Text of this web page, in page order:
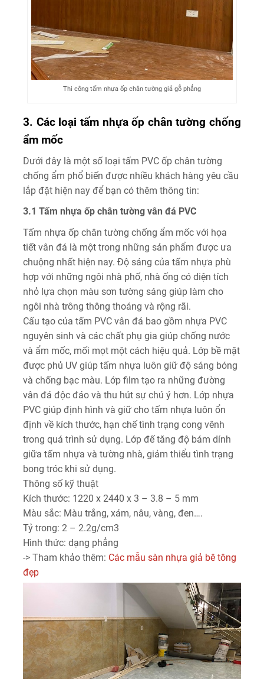
Thi công tấm nhựa ốp chân tường giả gỗ phẳng
3. Các loại tấm nhựa ốp chân tường chống
ẩm mốc
Dưới đây là một số loại tấm PVC ốp chân tường
chống ẩm phổ biến được nhiều khách hàng yêu cầu
lắp đặt hiện nay để bạn có thêm thông tin:
3.1 Tấm nhựa ốp chân tường vân đá PVC
Tấm nhựa ốp chân tường chống ẩm mốc với họa
tiết vân đá là một trong những sản phẩm được ưa
chuộng nhất hiện nay. Độ sáng của tấm nhựa phù
hợp với những ngôi nhà phố, nhà ống có diện tích
nhỏ lựa chọn màu sơn tường sáng giúp làm cho
ngôi nhà trông thông thoáng và rộng rãi.
Cấu tạo của tấm PVC vân đá bao gồm nhựa PVC
nguyên sinh và các chất phụ gia giúp chống nước
và ẩm mốc, mối mọt một cách hiệu quả. Lớp bề mặt
được phủ UV giúp tấm nhựa luôn giữ độ sáng bóng
và chống bạc màu. Lớp film tạo ra những đường
vân đá độc đáo và thu hút sự chú ý hơn. Lớp nhựa
PVC giúp định hình và giữ cho tấm nhựa luôn ổn
định về kích thước, hạn chế tình trạng cong vênh
trong quá trình sử dụng. Lớp đế tăng độ bám dính
giữa tấm nhựa và tường nhà, giảm thiểu tình trạng
bong tróc khi sử dụng.
Thông số kỹ thuật
Kích thước: 1220 x 2440 x 3 – 3.8 – 5 mm
Màu sắc: Màu trắng, xám, nâu, vàng, đen….
Tỷ trong: 2 – 2.2g/cm3
Hình thức: dạng phẳng
-> Tham khảo thêm: Các mẫu sàn nhựa giả bê tông
đẹp